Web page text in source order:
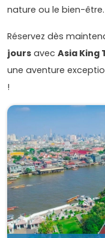
nature ou le bien-être.
Réservez dès
jours avec Asia King
une aventure
!